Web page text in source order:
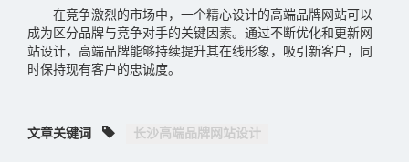
在竞争激烈的市场中，一个精心设计的高端品牌网站可以
成为区分品牌与竞争对手的关键因素。通过不断优化和更新网
站设计，高端品牌能够持续提升其在线形象，吸引新客户，同
时保持现有客户的忠诚度。
文章关键词 长沙高端品牌网站设计